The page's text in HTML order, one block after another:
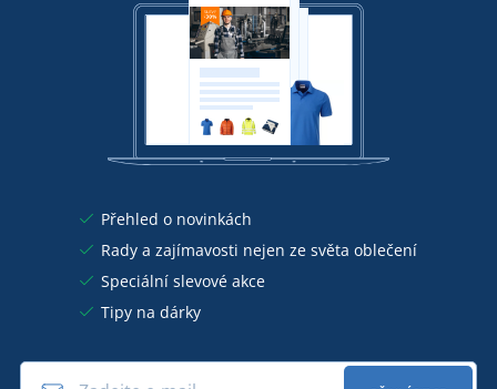
Přehled o novinkách
Rady a zajímavosti nejen ze světa oblečení
Speciální slevové akce
Tipy na dárky